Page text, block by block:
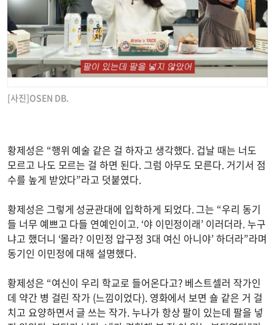
[사진]OSEN DB.
황제성은 “행위 예술 같은 걸 하자고 생각했다. 겁날 때는 너도
모르고 나도 모르는 걸 하면 된다. 그럼 아무도 모른다. 거기서 점
수를 높게 받았다”라고 덧붙였다.
황제성은 그렇게 성균관대에 입학하게 되었다. 그는 “우리 동기
들 너무 예쁘고 다들 연예인이고. ‘야 이민정이래’ 이러더라. 누구
냐고 했더니 ‘몰라? 이민정 압구정 3대 여신 아니야’ 하더라”라며
동기인 이민정에 대해 설명했다.
황제성은 “여신이 우리 학교로 들어온다고? 베스트셀러 작가인
데 약간 병 걸린 작가 (느낌이었다). 영화에서 보면 숄 같은 거 걸
치고 요양하면서 글 쓰는 작가. 누나가 항상 팔이 있는데 팔을 넣